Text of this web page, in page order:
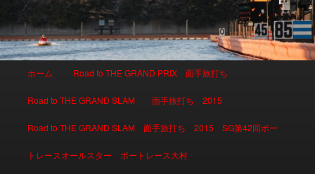
メインコンテンツへ移動
サブコンテンツへ移動
ホーム Road to THE GRAND PRIX 面手旅打ち
Road to THE GRAND SLAM 面手旅打ち 2015
Road to THE GRAND SLAM 面手旅打ち 2015 SG第42回ボー
トレースオールスター ボートレース大村